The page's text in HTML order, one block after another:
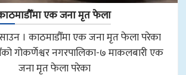
एक जना मृत फेला
। काठमाडौँमा एक जना मृत फेला परेका
गोकर्णेश्वर नगरपालिका-७ माकलबारी एक
जना मृत फेला परेका